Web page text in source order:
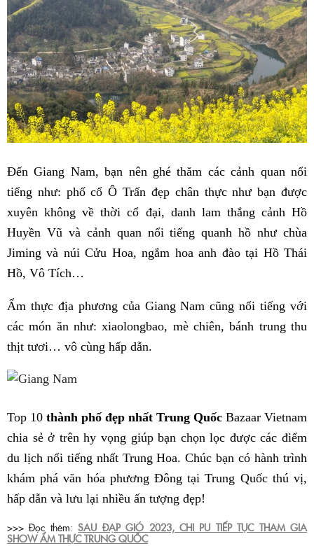
Đến Giang Nam, bạn nên ghé thăm các cảnh quan nổi
tiếng như: phố cổ Ô Trấn đẹp chân thực như bạn được
xuyên không về thời cổ đại, danh lam thắng cảnh Hồ
Huyền Vũ và cảnh quan nổi tiếng quanh hồ như chùa
Jiming và núi Cửu Hoa, ngắm hoa anh đào tại Hồ Thái
Hồ, Vô Tích…
Ẩm thực địa phương của Giang Nam cũng nổi tiếng với
các món ăn như: xiaolongbao, mè chiên, bánh trung thu
thịt tươi… vô cùng hấp dẫn.
Top 10 thành phố đẹp nhất Trung Quốc Bazaar Vietnam
chia sẻ ở trên hy vọng giúp bạn chọn lọc được các điểm
du lịch nổi tiếng nhất Trung Hoa. Chúc bạn có hành trình
khám phá văn hóa phương Đông tại Trung Quốc thú vị,
hấp dẫn và lưu lại nhiều ấn tượng đẹp!
>>> Đọc thêm:SAU ĐẠP GIÓ 2023, CHI PU TIẾP TỤC THAM GIA
SHOW ẨM THỰC TRUNG QUỐC